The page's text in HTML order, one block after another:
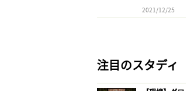
2021/12/25
注目のスタディ